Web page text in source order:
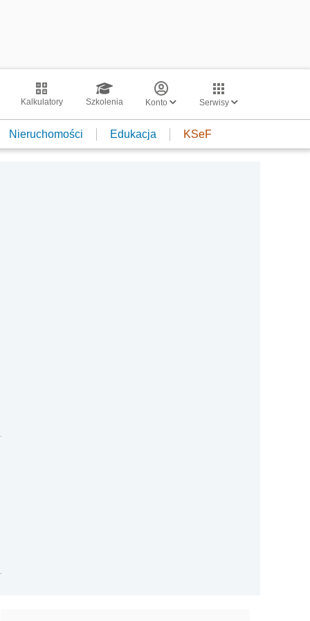
Kalkulatory Szkolenia Konto Serwisy
Nieruchomości Edukacja KSeF